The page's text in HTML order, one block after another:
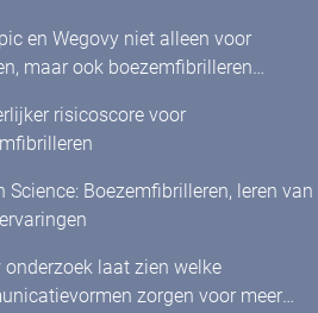
en Wegovy niet alleen voor
maar ook boezemfibrilleren
risicoscore voor
Science: Boezemfibrilleren, leren van
onderzoek laat zien welke
zorgen voor meer